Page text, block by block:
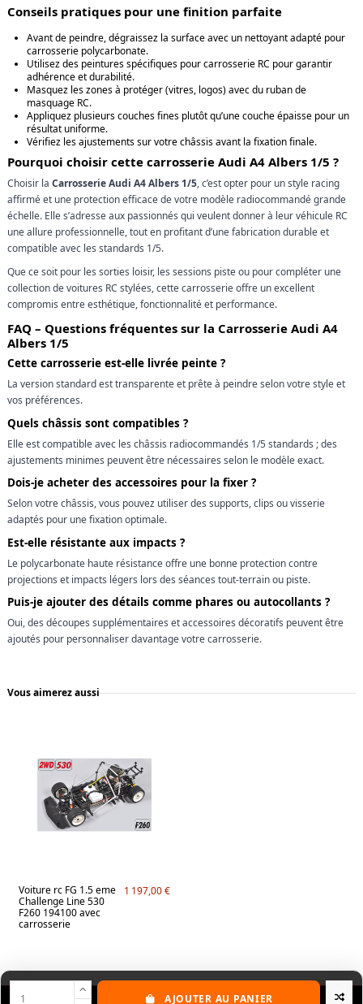
AJOUTER AU PANIER
Conseils pratiques pour une finition parfaite
Avant de peindre, dégraissez la surface avec un nettoyant adapté pour
carrosserie polycarbonate.
Utilisez des peintures spécifiques pour carrosserie RC pour garantir
adhérence et durabilité.
Masquez les zones à protéger (vitres, logos) avec du ruban de
masquage RC.
Appliquez plusieurs couches fines plutôt qu’une couche épaisse pour un
résultat uniforme.
Vérifiez les ajustements sur votre châssis avant la fixation finale.
Pourquoi choisir cette carrosserie Audi A4 Albers 1/5 ?
Choisir la Carrosserie Audi A4 Albers 1/5, c’est opter pour un style racing
affirmé et une protection efficace de votre modèle radiocommandé grande
échelle. Elle s’adresse aux passionnés qui veulent donner à leur véhicule RC
une allure professionnelle, tout en profitant d’une fabrication durable et
compatible avec les standards 1/5.
Que ce soit pour les sorties loisir, les sessions piste ou pour compléter une
collection de voitures RC stylées, cette carrosserie offre un excellent
compromis entre esthétique, fonctionnalité et performance.
FAQ – Questions fréquentes sur la Carrosserie Audi A4
Albers 1/5
Cette carrosserie est-elle livrée peinte ?
La version standard est transparente et prête à peindre selon votre style et
vos préférences.
Quels châssis sont compatibles ?
Elle est compatible avec les châssis radiocommandés 1/5 standards ; des
ajustements minimes peuvent être nécessaires selon le modèle exact.
Dois-je acheter des accessoires pour la fixer ?
Selon votre châssis, vous pouvez utiliser des supports, clips ou visserie
adaptés pour une fixation optimale.
Est-elle résistante aux impacts ?
Le polycarbonate haute résistance offre une bonne protection contre
projections et impacts légers lors des séances tout-terrain ou piste.
Puis-je ajouter des détails comme phares ou autocollants ?
Oui, des découpes supplémentaires et accessoires décoratifs peuvent être
ajoutés pour personnaliser davantage votre carrosserie.
Vous aimerez aussi
Voiture rc FG 1.5 eme
Challenge Line 530
F260 194100 avec
carrosserie
1 197,00 €